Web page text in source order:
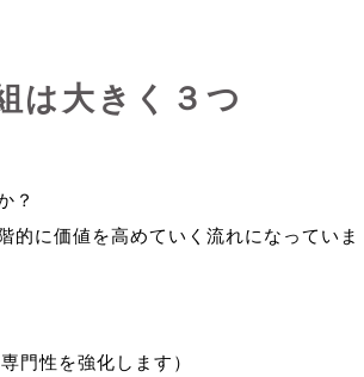
は大きく３つ
？
的に価値を高めていく流れになっていま
門性を強化します）